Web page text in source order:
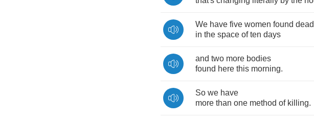
We have five women found dead
in the space of ten days
and two more bodies
found here this morning.
So we have
more than one method of killing.